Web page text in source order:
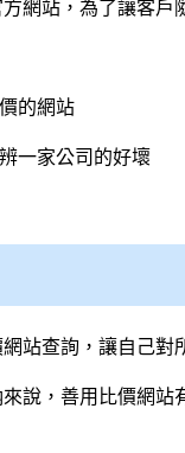
網站，為了讓客戶
的網站
一家公司的好壞
站查詢，讓自己對
說，善用比價網站